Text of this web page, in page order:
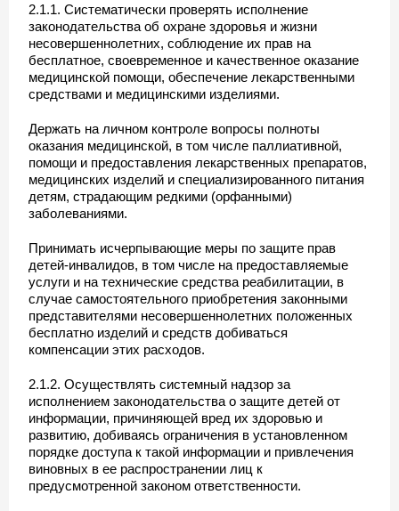
2.1.1. Систематически проверять исполнение
законодательства об охране здоровья и жизни
несовершеннолетних, соблюдение их прав на
бесплатное, своевременное и качественное оказание
медицинской помощи, обеспечение лекарственными
средствами и медицинскими изделиями.
Держать на личном контроле вопросы полноты
оказания медицинской, в том числе паллиативной,
помощи и предоставления лекарственных препаратов,
медицинских изделий и специализированного питания
детям, страдающим редкими (орфанными)
заболеваниями.
Принимать исчерпывающие меры по защите прав
детей-инвалидов, в том числе на предоставляемые
услуги и на технические средства реабилитации, в
случае самостоятельного приобретения законными
представителями несовершеннолетних положенных
бесплатно изделий и средств добиваться
компенсации этих расходов.
2.1.2. Осуществлять системный надзор за
исполнением законодательства о защите детей от
информации, причиняющей вред их здоровью и
развитию, добиваясь ограничения в установленном
порядке доступа к такой информации и привлечения
виновных в ее распространении лиц к
предусмотренной законом ответственности.